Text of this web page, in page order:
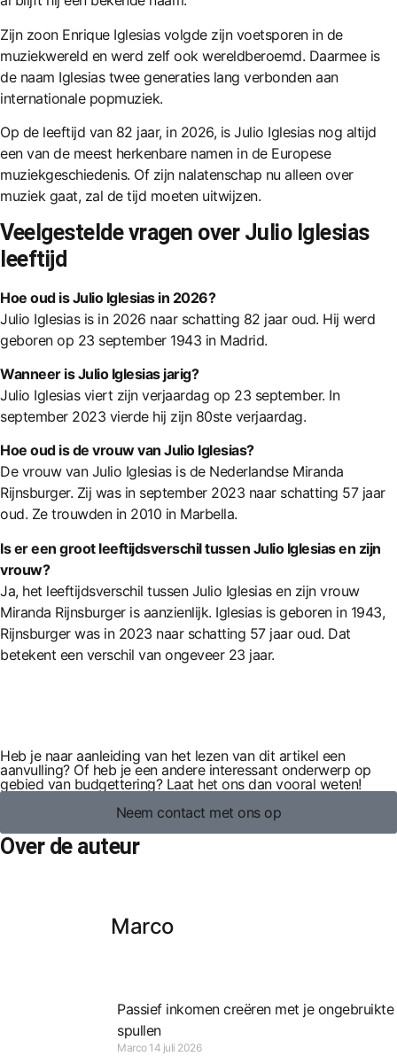
Zijn zoon Enrique Iglesias volgde zijn voetsporen in de
muziekwereld en werd zelf ook wereldberoemd. Daarmee is
de naam Iglesias twee generaties lang verbonden aan
internationale popmuziek.
Op de leeftijd van 82 jaar, in 2026, is Julio Iglesias nog altijd
een van de meest herkenbare namen in de Europese
muziekgeschiedenis. Of zijn nalatenschap nu alleen over
muziek gaat, zal de tijd moeten uitwijzen.
Veelgestelde vragen over Julio Iglesias
leeftijd
Hoe oud is Julio Iglesias in 2026?
Julio Iglesias is in 2026 naar schatting 82 jaar oud. Hij werd
geboren op 23 september 1943 in Madrid.
Wanneer is Julio Iglesias jarig?
Julio Iglesias viert zijn verjaardag op 23 september. In
september 2023 vierde hij zijn 80ste verjaardag.
Hoe oud is de vrouw van Julio Iglesias?
De vrouw van Julio Iglesias is de Nederlandse Miranda
Rijnsburger. Zij was in september 2023 naar schatting 57 jaar
oud. Ze trouwden in 2010 in Marbella.
Is er een groot leeftijdsverschil tussen Julio Iglesias en zijn
vrouw?
Ja, het leeftijdsverschil tussen Julio Iglesias en zijn vrouw
Miranda Rijnsburger is aanzienlijk. Iglesias is geboren in 1943,
Rijnsburger was in 2023 naar schatting 57 jaar oud. Dat
betekent een verschil van ongeveer 23 jaar.
Heb je naar aanleiding van het lezen van dit artikel een
aanvulling? Of heb je een andere interessant onderwerp op
gebied van budgettering? Laat het ons dan vooral weten!
Neem contact met ons op
Over de auteur
Marco
Passief inkomen creëren met je ongebruikte
spullen
Marco 14 juli 2026